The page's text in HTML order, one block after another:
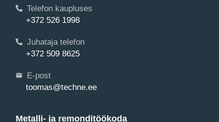
Kõvasulampuur 20/400 SDS+
2,48
Telefon kaupluses
+372 526 1998
Juhataja telefon
+372 509 8625
E-post
toomas@techne.ee
Metalli- ja remonditöökoda